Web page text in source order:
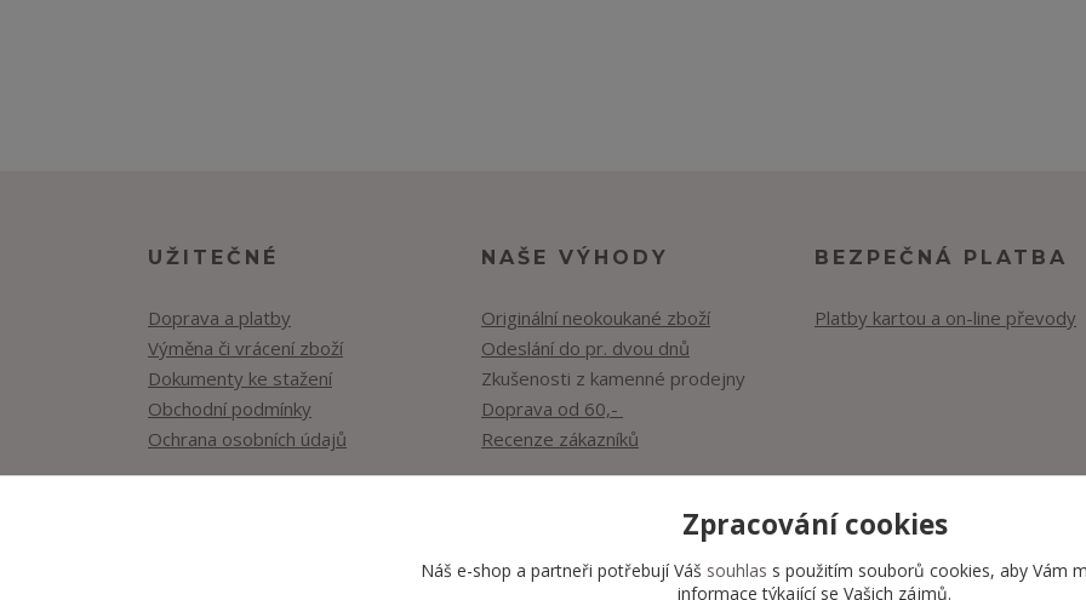
UŽITEČNÉ
Doprava a platby
Výměna či vrácení zboží
Dokumenty ke stažení
Obchodní podmínky
Ochrana osobních údajů
NAŠE VÝHODY
Originální neokoukané zboží
Odeslání do pr. dvou dnů
Zkušenosti z kamenné prodejny
Doprava od 60,-
Recenze zákazníků
BEZPEČNÁ PLATBA
Platby kartou a on-line převody
Zpracování cookies
Náš e-shop a partneři potřebují Váš souhlas s použitím souborů cookies, aby Vám
informace týkající se Vašich zájmů.